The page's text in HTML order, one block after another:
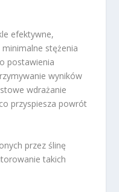
efektywne,
stężenia
postawienia
wyników
wdrażanie
przyspiesza powrót
przez ślinę
takich